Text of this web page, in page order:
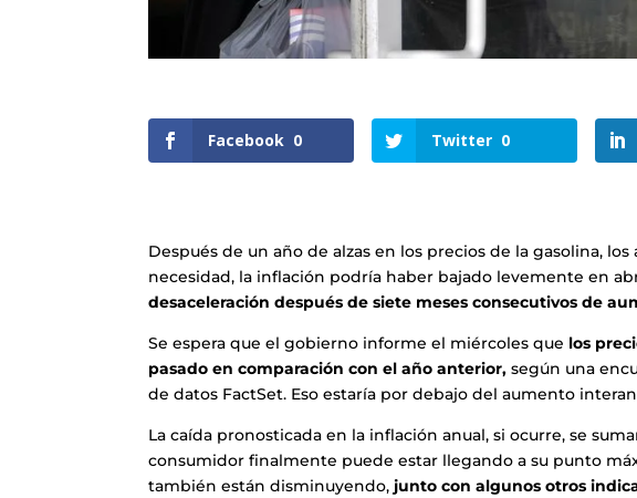
Facebook 0 Twitter 0
Después de un año de alzas en los precios de la gasolina,
necesidad, la inflación podría haber bajado levemente en
desaceleración después de siete meses consecutivos de
Se espera que el gobierno informe el miércoles que los
pasado en comparación con el año anterior, según una
de datos FactSet. Eso estaría por debajo del aumento
La caída pronosticada en la inflación anual, si ocurre, se
consumidor finalmente puede estar llegando a su punto
también están disminuyendo, junto con algunos otros